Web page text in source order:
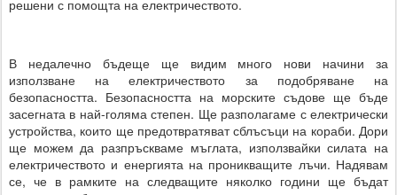
решени с помощта на електричеството.
В недалечно бъдеще ще видим много нови начини за
използване на електричеството за подобряване на
безопасността. Безопасността на морските съдове ще бъде
засегната в най-голяма степен. Ще разполагаме с електрически
устройства, които ще предотвратяват сблъсъци на кораби. Дори
ще можем да разпръскваме мъглата, използвайки силата на
електричеството и енергията на проникващите лъчи. Надявам
се, че в рамките на следващите няколко години ще бъдат